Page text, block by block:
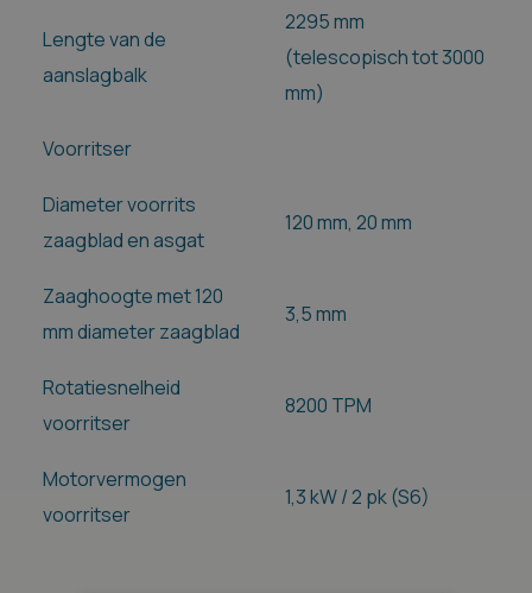
Lengte van de
aanslagbalk
2295 mm
(telescopisch tot 3000
mm)
Voorritser
Diameter voorrits
zaagblad en asgat
120 mm, 20 mm
Zaaghoogte met 120
mm diameter zaagblad
3,5 mm
Rotatiesnelheid
voorritser
8200 TPM
Motorvermogen
voorritser
1,3 kW / 2 pk (S6)